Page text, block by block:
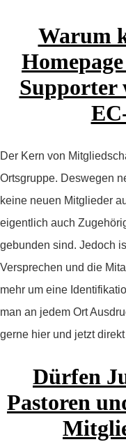
Warum
Supporter
Der Kern von
Ortsgruppe. Deswegen
keine neuen Mitglieder
eigentlich auch
gebunden sind. Jedoch
Versprechen und die
mehr um eine
man an jedem Ort
gerne hier und jetzt
Dürfen
Pastoren